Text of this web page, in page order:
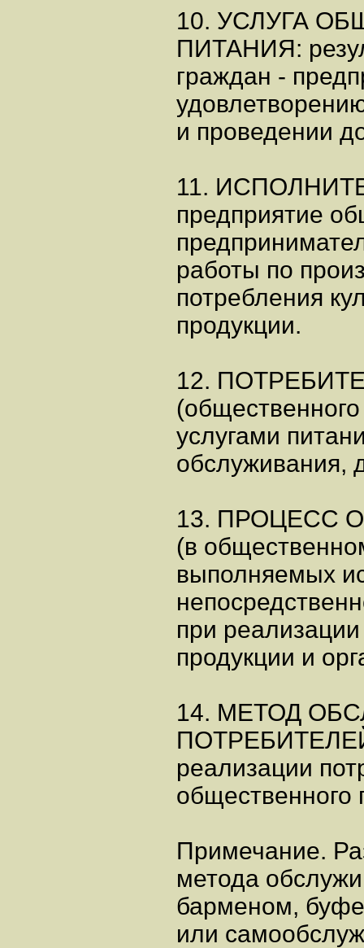
10. УСЛУГА
ПИТАНИЯ:
граждан -
и проведении
11.
предприятие
работы по
потребления
продукции.
12.
услугами
обслуживания,
13. ПРОЦЕСС
(в
выполняемых
при
продукции и
14. МЕТОД
ПОТРЕБИТЕЛЕЙ
реализации
общественного
Примечание.
метода
барменом,
или